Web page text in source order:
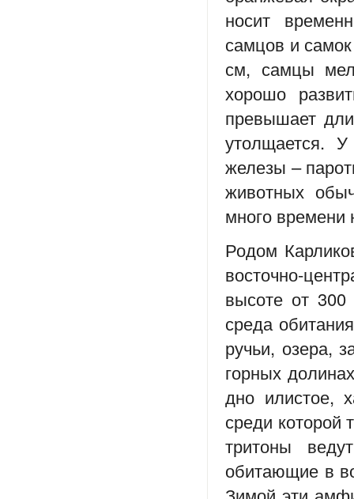
носит
самцов и
см, самцы
хорошо
превышает
утолщается.
железы –
животных
много времени
Родом
восточно-
высоте от
среда
ручьи, озера,
горных
дно илистое,
среди которой
тритоны
обитающие в